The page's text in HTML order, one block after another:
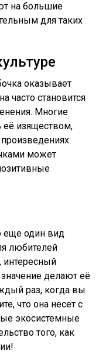
на большие
для таких
оказывает
часто становится
Многие
её изяществом,
может
еще один вид
любителей
интересный
делают её
раз, когда вы
что она несет с
экосистемные
того, как